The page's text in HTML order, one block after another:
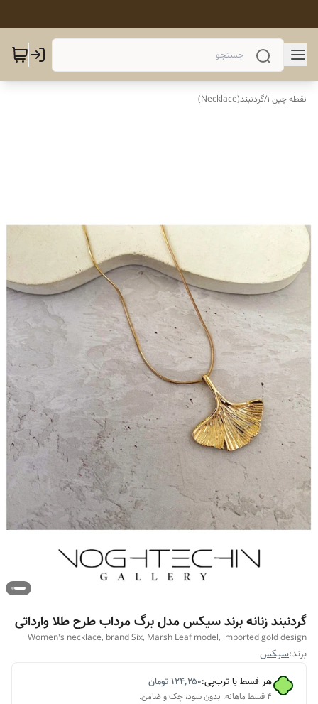
نقطه چین 1 /گردنبند(Necklace)
گردنبند زنانه برند سیکس مدل برگ مرداب طرح طلا وارداتی
Women's necklace, brand Six, Marsh Leaf model, imported gold design
برند:سیکس
هر قسط با ترب‌پی:۱۲۴٬۲۵۰تومان
۴ قسط ماهانه. بدون سود، چک و ضامن.